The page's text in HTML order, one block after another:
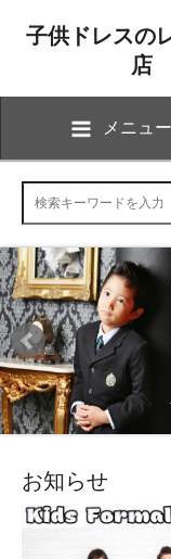
子供ドレスの
店
メニュー
お知らせ